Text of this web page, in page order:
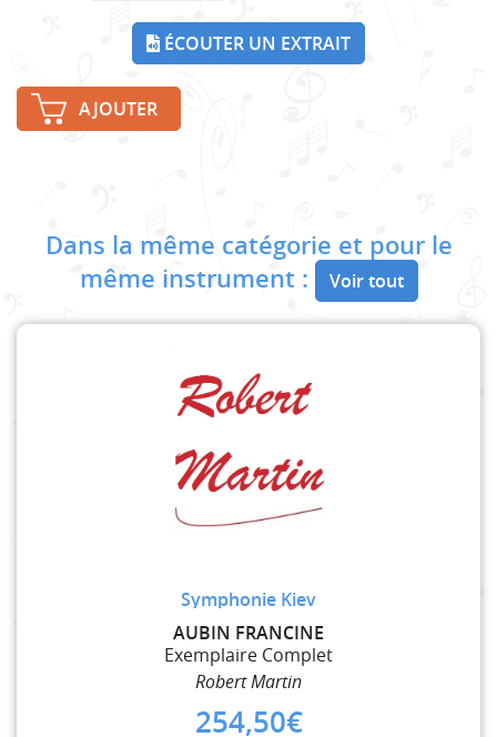
ÉCOUTER UN EXTRAIT
AJOUTER
Dans la même catégorie et pour le
même instrument :
Voir tout
Symphonie Kiev
AUBIN FRANCINE
Exemplaire Complet
Robert Martin
254,50€